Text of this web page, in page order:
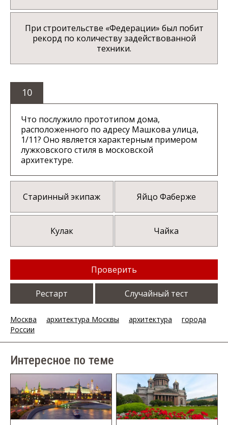
При строительстве «Федерации» был побит
рекорд по количеству задействованной
техники.
10
Что послужило прототипом дома,
расположенного по адресу Машкова улица,
1/11? Оно является характерным примером
лужковского стиля в московской
архитектуре.
Старинный экипаж Яйцо Фаберже
Кулак Чайка
Проверить
Рестарт Случайный тест
Москва архитектура Москвы архитектура
города
России
Интересное по теме